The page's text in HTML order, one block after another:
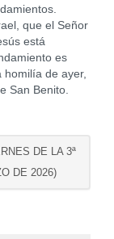
que el Señor
está
es
homilía de ayer,
San Benito.
DE LA 3ª
DE 2026)